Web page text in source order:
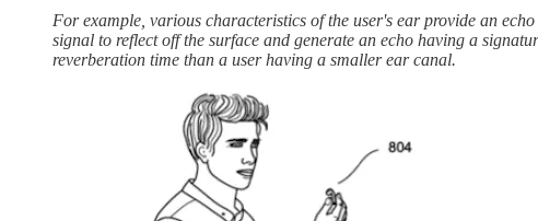
For example, various characteristics of the user's ear provide an
signal to reflect off the surface and generate an echo having a
reverberation time than a user having a smaller ear canal.